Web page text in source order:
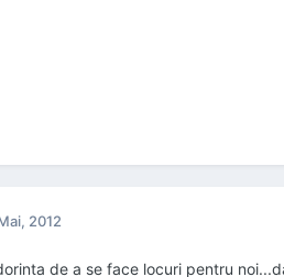
2012
de a se face locuri pentru